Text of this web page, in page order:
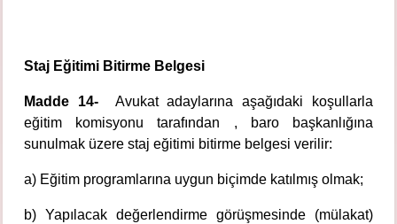
Staj Eğitimi Bitirme Belgesi
Madde 14-Avukat adaylarına aşağıdaki koşullarla
eğitim komisyonu tarafından , baro başkanlığına
sunulmak üzere staj eğitimi bitirme belgesi verilir:
a) Eğitim programlarına uygun biçimde katılmış olmak;
b) Yapılacak değerlendirme görüşmesinde (mülakat)